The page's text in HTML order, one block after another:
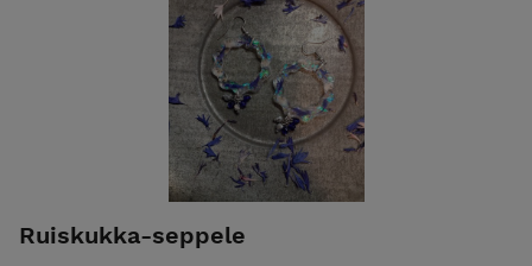
Ruiskukka-seppele